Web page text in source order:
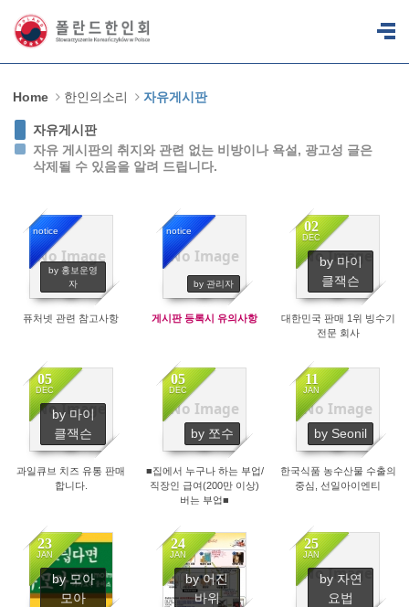
Home 한인의소리 자유게시판
자유게시판
자유 게시판의 취지와 관련 없는 비방이나 욕설, 광고성 글은
삭제될 수 있음을 알려 드립니다.
No Image
notice
by 홍보운영
자
6921
퓨처넷 관련 참고사항
No Image
notice
by 관리자
36768
게시판 등록시 유의사항
No Image
02
DEC
by 마이
클잭슨
1430
대한민국 판매 1위 빙수기
전문 회사
No Image
05
DEC
by 마이
클잭슨
1371
과일큐브 치즈 유통 판매
합니다.
No Image
05
DEC
by 쪼수
1624
■집에서 누구나 하는 부업/
직장인 급여(200만 이상)
버는 부업■
No Image
11
JAN
by Seonil
2173
한국식품 농수산물 수출의
중심, 선일아이엔티
23
JAN
by 모아
모아
1871
24
JAN
by 어진
바위
1695 No Image
25
JAN
by 자연
요법
1993